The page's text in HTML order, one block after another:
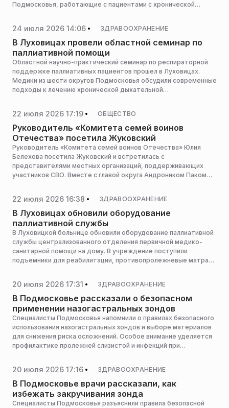
Подмосковья, работающие с пациентами с хронической
24 июля 2026 14:06 ЗДРАВООХРАНЕНИЕ
В Луховицах провели областной семинар по
паллиативной помощи
Областной научно-практический семинар по респираторной
поддержке паллиативных пациентов прошел в Луховицах.
Медики из шести округов Подмосковья обсудили современные
подходы к лечению хронической дыхательной
Московской области.
22 июля 2026 17:19 ОБЩЕСТВО
Руководитель «Комитета семей воинов
Отечества» посетила Жуковский
Руководитель «Комитета семей воинов Отечества» Юлия
Белехова посетила Жуковский и встретилась с
представителями местных организаций, поддерживающих
участников СВО. Вместе с главой округа Андроником Паком
22 июля 2026 16:38 ЗДРАВООХРАНЕНИЕ
В Луховицах обновили оборудование
паллиативной службы
В Луховицкой больнице обновили оборудование паллиативной
службы централизованного отделения первичной медико-
санитарной помощи на дому. В учреждение поступили
подъемники для реабилитации, противопролежневые матрасы
20 июля 2026 17:31 ЗДРАВООХРАНЕНИЕ
В Подмосковье рассказали о безопасном
применении назогастральных зондов
Специалисты Подмосковья напомнили о правилах безопасного
использования назогастральных зондов и выборе материалов
для снижения риска осложнений. Особое внимание уделяется
профилактике пролежней слизистой и инфекций при
20 июля 2026 17:16 ЗДРАВООХРАНЕНИЕ
В Подмосковье врачи рассказали, как
избежать закручивания зонда
Специалисты Подмосковья разъяснили правила безопасной